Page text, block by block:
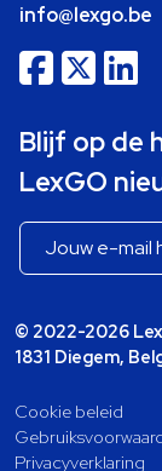
info@lexgo.be
Blijf op de
LexGO
© 2022-2026
1831 Diegem,
Cookie beleid
Privacyverklaring